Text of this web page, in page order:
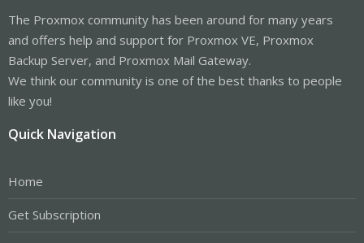
The Proxmox community has been around for many years
and offers help and support for Proxmox VE, Proxmox
Backup Server, and Proxmox Mail Gateway.
We think our community is one of the best thanks to people
like you!
Quick Navigation
Home
Get Subscription